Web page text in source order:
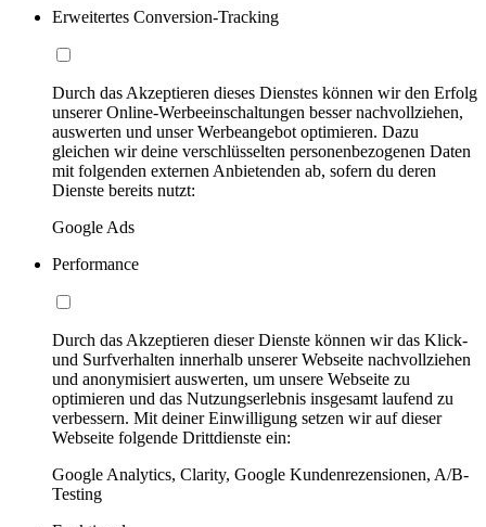
Erweitertes Conversion-Tracking
Durch das Akzeptieren dieses Dienstes können wir den Erfolg
unserer Online-Werbeeinschaltungen besser nachvollziehen,
auswerten und unser Werbeangebot optimieren. Dazu
gleichen wir deine verschlüsselten personenbezogenen Daten
mit folgenden externen Anbietenden ab, sofern du deren
Dienste bereits nutzt:
Google Ads
Performance
Durch das Akzeptieren dieser Dienste können wir das Klick-
und Surfverhalten innerhalb unserer Webseite nachvollziehen
und anonymisiert auswerten, um unsere Webseite zu
optimieren und das Nutzungserlebnis insgesamt laufend zu
verbessern. Mit deiner Einwilligung setzen wir auf dieser
Webseite folgende Drittdienste ein:
Google Analytics, Clarity, Google Kundenrezensionen, A/B-
Testing